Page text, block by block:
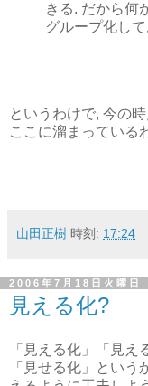
きる. だから何
グループ化し
というわけで, 今の
ここに溜まっている
山田正樹 時刻: 17:24
2006年7月18日火曜日
見える化?
「見える化」「見
「見せる化」とい